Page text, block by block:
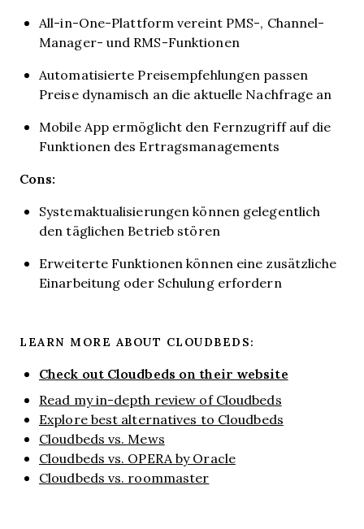
All-in-One-Plattform vereint PMS-, Channel-
Manager- und RMS-Funktionen
Automatisierte Preisempfehlungen passen
Preise dynamisch an die aktuelle Nachfrage an
Mobile App ermöglicht den Fernzugriff auf die
Funktionen des Ertragsmanagements
Cons:
Systemaktualisierungen können gelegentlich
den täglichen Betrieb stören
Erweiterte Funktionen können eine zusätzliche
Einarbeitung oder Schulung erfordern
LEARN MORE ABOUT CLOUDBEDS:
Check out Cloudbeds on their website
Read my in-depth review of Cloudbeds
Explore best alternatives to Cloudbeds
Cloudbeds vs. Mews
Cloudbeds vs. OPERA by Oracle
Cloudbeds vs. roommaster